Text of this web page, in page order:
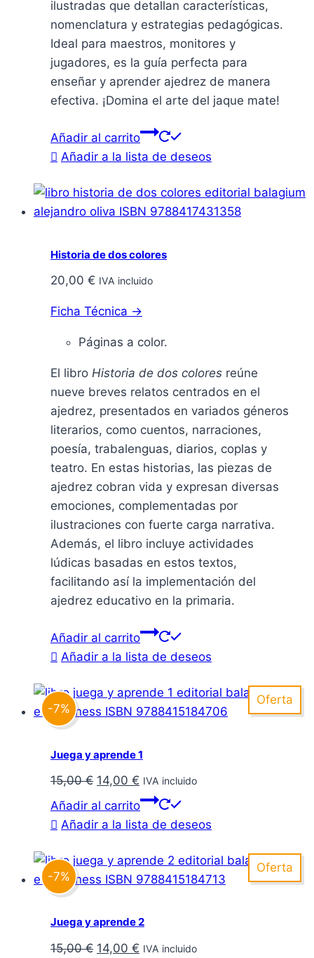
ilustradas que detallan características,
nomenclatura y estrategias pedagógicas.
Ideal para maestros, monitores y
jugadores, es la guía perfecta para
enseñar y aprender ajedrez de manera
efectiva. ¡Domina el arte del jaque mate!
Añadir al carrito
Añadir a la lista de deseos
Historia de dos colores
20,00 € IVA incluido
Ficha Técnica →
Páginas a color.
El libro Historia de dos colores reúne
nueve breves relatos centrados en el
ajedrez, presentados en variados géneros
literarios, como cuentos, narraciones,
poesía, trabalenguas, diarios, coplas y
teatro. En estas historias, las piezas de
ajedrez cobran vida y expresan diversas
emociones, complementadas por
ilustraciones con fuerte carga narrativa.
Además, el libro incluye actividades
lúdicas basadas en estos textos,
facilitando así la implementación del
ajedrez educativo en la primaria.
Añadir al carrito
Añadir a la lista de deseos
Oferta
-7%
Juega y aprende 1
15,00€ El
precio
original
15,00 €.
14,00 € El
precio
actual
14,00 €.
IVA incluido
Añadir al carrito
Añadir a la lista de deseos
Oferta
-7%
Juega y aprende 2
15,00€ El
14,00 € El
IVA incluido